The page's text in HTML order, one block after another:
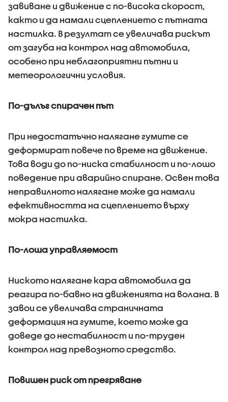
завиване и движение с по-висока скорост,
както и да намали сцеплението с пътната
настилка. В резултат се увеличава рискът
от загуба на контрол над автомобила,
особено при неблагоприятни пътни и
метеорологични условия.
По-дълъг спирачен път
При недостатъчно налягане гумите се
деформират повече по време на движение.
Това води до по-ниска стабилност и по-лошо
поведение при аварийно спиране. Освен това
неправилното налягане може да намали
ефективността на сцеплението върху
мокра настилка.
По-лоша управляемост
Ниското налягане кара автомобила да
реагира по-бавно на движенията на волана. В
завои се увеличава страничната
деформация на гумите, което може да
доведе до нестабилност и по-труден
контрол над превозното средство.
Повишен риск от прегряване